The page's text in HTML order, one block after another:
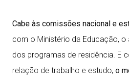
Cabe às comissões nacional e
com o Ministério da Educação,
dos programas de residência. E
relação de trabalho e estudo, o